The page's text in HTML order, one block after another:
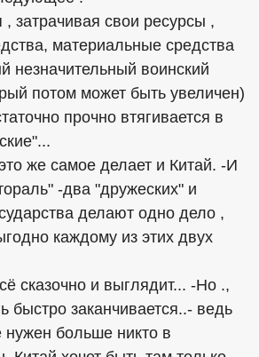
затрачивая свои ресурсы ,
материальные средства
незначительный воинский
потом может быть увеличен)
прочно втягивается в
же самое делает и Китай. -И
-два "дружеских" и
делают одно дело ,
каждому из этих двух
сказочно и выглядит... -Но .,
быстро заканчивается..- ведь
больше никто в